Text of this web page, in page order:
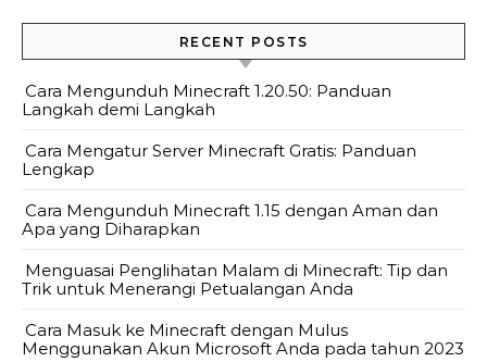
RECENT POSTS
Cara Mengunduh Minecraft 1.20.50: Panduan
Langkah demi Langkah
Cara Mengatur Server Minecraft Gratis: Panduan
Lengkap
Cara Mengunduh Minecraft 1.15 dengan Aman dan
Apa yang Diharapkan
Menguasai Penglihatan Malam di Minecraft: Tip dan
Trik untuk Menerangi Petualangan Anda
Cara Masuk ke Minecraft dengan Mulus
Menggunakan Akun Microsoft Anda pada tahun 2023